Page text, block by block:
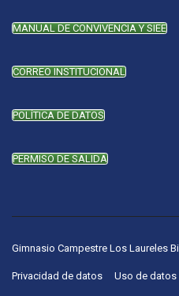
MANUAL DE CONVIVENCIA Y SIEE
CORREO INSTITUCIONAL
POLÍTICA DE DATOS
PERMISO DE SALIDA
Gimnasio Campestre Los Laureles
Privacidad de datos Uso de datos